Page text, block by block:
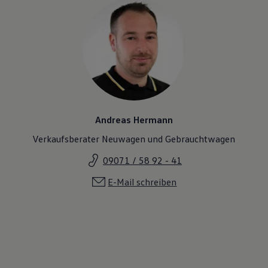
Transport
Elektromobilität
Volkswagen R
Pannen- und Unfallhilfe
Volkswagen Kundenbetreuung
Andreas Hermann
Verkaufsberater Neuwagen und Gebrauchtwagen
09071 / 58 92 - 41
E-Mail schreiben